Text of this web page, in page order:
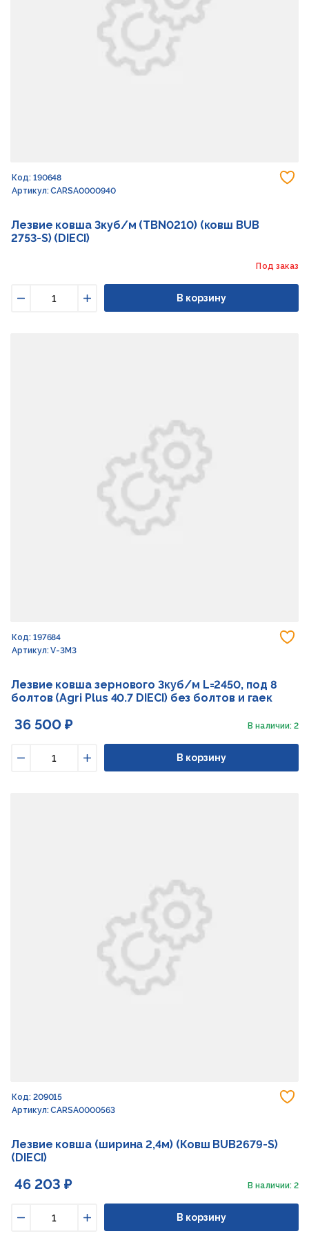
Код: 190648
Артикул: CARSA0000940
Лезвие ковша 3куб/м (TBN0210) (ковш BUB
2753-S) (DIECI)
Под заказ
Увеличить
В корзину
Код: 197684
Артикул: V-3M3
Лезвие ковша зернового 3куб/м L=2450, под 8
болтов (Agri Plus 40.7 DIECI) без болтов и гаек
36 500 ₽ В наличии: 2
Увеличить
В корзину
Код: 209015
Артикул: CARSA0000563
Лезвие ковша (ширина 2,4м) (Ковш BUB2679-S)
(DIECI)
46 203 ₽ В наличии: 2
Увеличить
В корзину